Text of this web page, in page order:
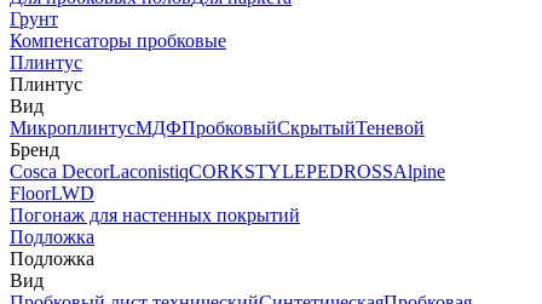
Грунт
Компенсаторы пробковые
Плинтус
Плинтус
Вид
МикроплинтусМДФПробковыйСкрытыйТеневой
Бренд
Cosca DecorLaconistiqCORKSTYLEPEDROSSAlpine
FloorLWD
Погонаж для настенных покрытий
Подложка
Подложка
Вид